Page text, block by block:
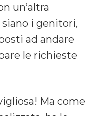
un’altra
i genitori,
ad andare
le richieste
Ma come